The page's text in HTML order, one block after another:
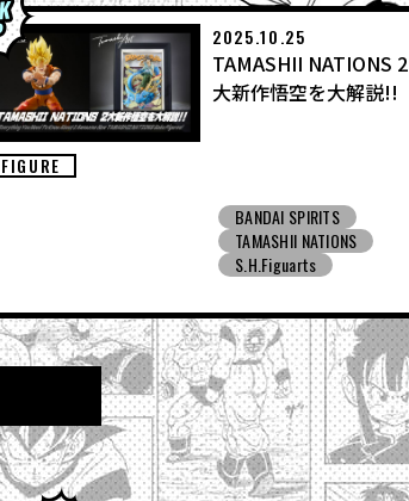
バンダイ
FIGURE
2025.10.25
TAMASHII NATIONS 2
大新作悟空を大解説!!
BANDAI SPIRITS
TAMASHII NATIONS
S.H.Figuarts